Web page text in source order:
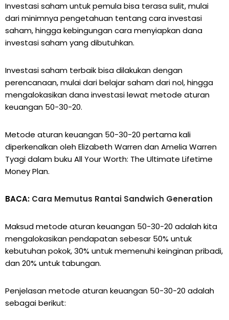
Investasi saham untuk pemula bisa terasa sulit, mulai
dari minimnya pengetahuan tentang cara investasi
saham, hingga kebingungan cara menyiapkan dana
investasi saham yang dibutuhkan.
Investasi saham terbaik bisa dilakukan dengan
perencanaan, mulai dari belajar saham dari nol, hingga
mengalokasikan dana investasi lewat metode aturan
keuangan 50-30-20.
Metode aturan keuangan 50-30-20 pertama kali
diperkenalkan oleh Elizabeth Warren dan Amelia Warren
Tyagi dalam buku All Your Worth: The Ultimate Lifetime
Money Plan.
BACA: Cara Memutus Rantai Sandwich Generation
Maksud metode aturan keuangan 50-30-20 adalah kita
mengalokasikan pendapatan sebesar 50% untuk
kebutuhan pokok, 30% untuk memenuhi keinginan pribadi,
dan 20% untuk tabungan.
Penjelasan metode aturan keuangan 50-30-20 adalah
sebagai berikut: